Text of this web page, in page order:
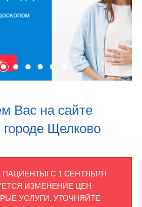
Вас на сайте
Щелково
С 1 СЕНТЯБРЯ
ИЗМЕНЕНИЕ ЦЕН
УСЛУГИ. УТОЧНЯЙТЕ